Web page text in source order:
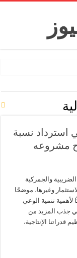
يبحثان جهود تحقيق أمن
ميدور وظهور جبران
الأزمات ورفع كفاءة
آليات تنفيذ مذكرة
عام 2022.. ويؤكد: كامل الاهتمام لوضع صعيد مصر
استرداد نسبة
مشروعه
والجمركية
وغيرها، موضحًا
لأهمية تنمية الوعي
جذب المزيد من
قدراتنا الإنتاجية،